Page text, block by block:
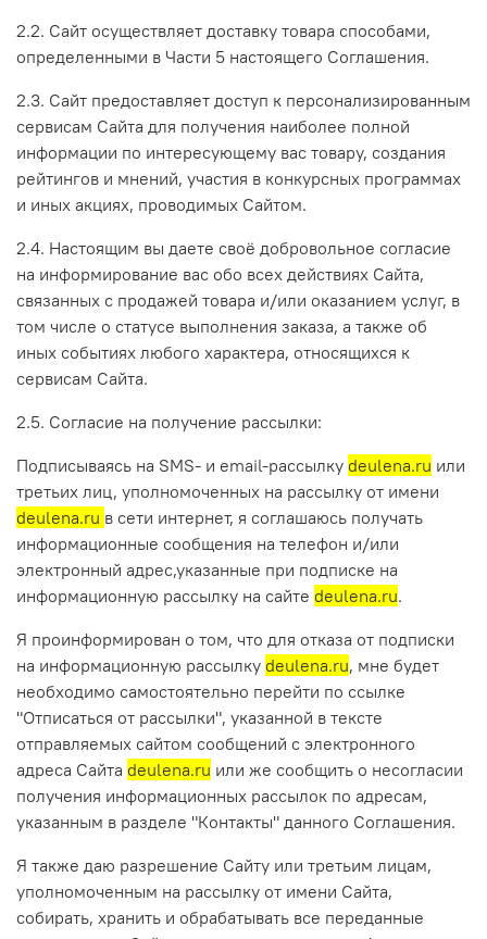
2.2. Сайт осуществляет доставку товара способами,
определенными в Части 5 настоящего Соглашения.
2.3. Сайт предоставляет доступ к персонализированным
сервисам Сайта для получения наиболее полной
информации по интересующему вас товару, создания
рейтингов и мнений, участия в конкурсных программах
и иных акциях, проводимых Сайтом.
2.4. Настоящим вы даете своё добровольное согласие
на информирование вас обо всех действиях Сайта,
связанных с продажей товара и/или оказанием услуг, в
том числе о статусе выполнения заказа, а также об
иных событиях любого характера, относящихся к
сервисам Сайта.
2.5. Согласие на получение рассылки:
Подписываясь на SMS- и email-рассылку deulena.ru или
третьих лиц, уполномоченных на рассылку от имени
deulena.ru в сети интернет, я соглашаюсь получать
информационные сообщения на телефон и/или
электронный адрес,указанные при подписке на
информационную рассылку на сайте deulena.ru.
Я проинформирован о том, что для отказа от подписки
на информационную рассылку deulena.ru, мне будет
необходимо самостоятельно перейти по ссылке
"Отписаться от рассылки", указанной в тексте
отправляемых сайтом сообщений с электронного
адреса Сайта deulena.ru или же сообщить о несогласии
получения информационных рассылок по адресам,
указанным в разделе "Контакты" данного Соглашения.
Я также даю разрешение Сайту или третьим лицам,
уполномоченным на рассылку от имени Сайта,
собирать, хранить и обрабатывать все переданные